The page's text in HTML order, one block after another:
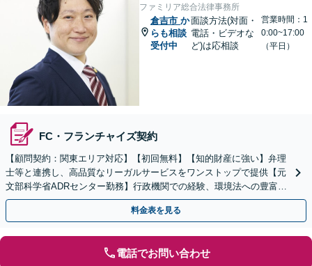
ファミリア総合法律事務所
倉吉市 か
らも相談
受付中
面談方法(対面・
電話・ビデオな
ど)は応相談
営業時間：1
0:00~17:00
（平日）
FC・フランチャイズ契約
【顧問契約：関東エリア対応】【初回無料】【知的財産に強い】弁理
士等と連携し、高品質なリーガルサービスをワンストップで提供【元
文部科学省ADRセンター勤務】行政機関での経験、環境法への豊富な
知識を活かし、事業者さまの抱える問題を解決へ導きます
料金表を見る
電話でお問い合わせ